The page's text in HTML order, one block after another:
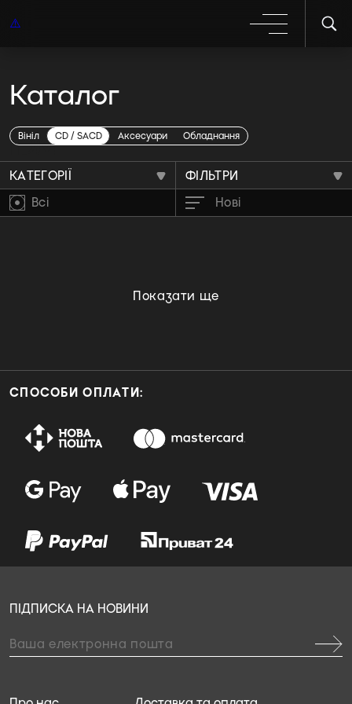
Каталог
Вініл CD / SACD Аксесуари Обладнання
IDM
КАТЕГОРІЇ
ФІЛЬТРИ
Всі
Нові
Показати ще
СПОСОБИ ОПЛАТИ:
ПІДПИСКА НА НОВИНИ